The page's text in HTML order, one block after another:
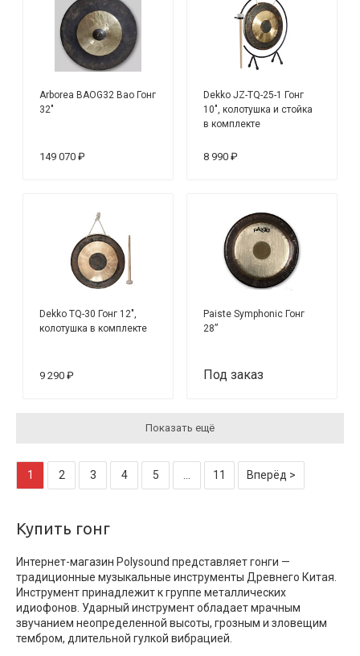
Arborea BAOG32 Bao Гонг
32"
149 070 ₽
Dekko JZ-TQ-25-1 Гонг
10", колотушка и стойка
в комплекте
8 990 ₽
Dekko TQ-30 Гонг 12",
колотушка в комплекте
9 290 ₽
Paiste Symphonic Гонг
28”
Под заказ
Показать ещё
1 2 3 4 5 11 Вперёд >
Купить гонг
Интернет-магазин Polysound представляет гонги —
традиционные музыкальные инструменты Древнего Китая.
Инструмент принадлежит к группе металлических
идиофонов. Ударный инструмент обладает мрачным
звучанием неопределенной высоты, грозным и зловещим
тембром, длительной гулкой вибрацией.